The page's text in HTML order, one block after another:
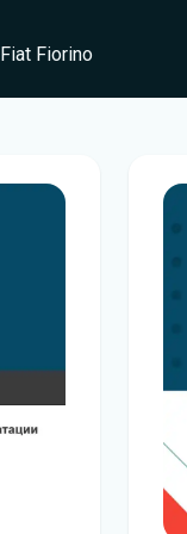
Fiat Fiorino